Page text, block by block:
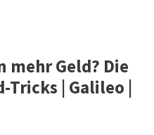
mehr Geld? Die
| Galileo |